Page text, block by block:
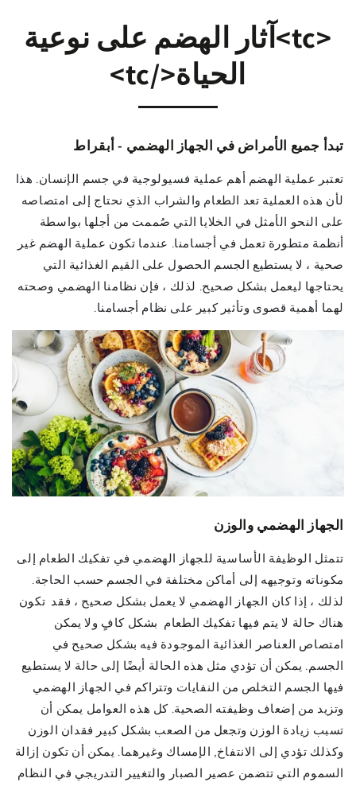
<tc>آثار الهضم على نوعية
الحياة</tc>
تبدأ جميع الأمراض في الجهاز الهضمي - أبقراط
تعتبر عملية الهضم أهم عملية فسيولوجية في جسم الإنسان. هذا
لأن هذه العملية تعد الطعام والشراب الذي نحتاج إلى امتصاصه
على النحو الأمثل في الخلايا التي صُممت من أجلها بواسطة
أنظمة متطورة تعمل في أجسامنا. عندما تكون عملية الهضم غير
صحية ، لا يستطيع الجسم الحصول على القيم الغذائية التي
يحتاجها ليعمل بشكل صحيح. لذلك ، فإن نظامنا الهضمي وصحته
لهما أهمية قصوى وتأثير كبير على نظام أجسامنا.
الجهاز الهضمي والوزن
تتمثل الوظيفة الأساسية للجهاز الهضمي في تفكيك الطعام إلى
مكوناته وتوجيهه إلى أماكن مختلفة في الجسم حسب الحاجة.
لذلك ، إذا كان الجهاز الهضمي لا يعمل بشكل صحيح ، فقد تكون
هناك حالة لا يتم فيها تفكيك الطعام بشكل كافٍ ولا يمكن
امتصاص العناصر الغذائية الموجودة فيه بشكل صحيح في
الجسم. يمكن أن تؤدي مثل هذه الحالة أيضًا إلى حالة لا يستطيع
فيها الجسم التخلص من النفايات وتتراكم في الجهاز الهضمي
وتزيد من إضعاف وظيفته الصحية. كل هذه العوامل يمكن أن
تسبب زيادة الوزن وتجعل من الصعب بشكل كبير فقدان الوزن
وكذلك تؤدي إلى الانتفاخ, الإمساك وغيرهما. يمكن أن تكون إزالة
السموم التي تتضمن عصير الصبار والتغيير التدريجي في النظام